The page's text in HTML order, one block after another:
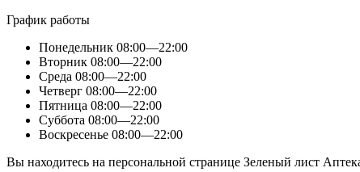
График работы
Понедельник 08:00—22:00
Вторник 08:00—22:00
Среда 08:00—22:00
Четверг 08:00—22:00
Пятница 08:00—22:00
Суббота 08:00—22:00
Воскресенье 08:00—22:00
Вы находитесь на персональной странице Зеленый лист